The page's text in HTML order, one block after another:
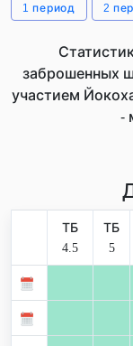
1 период 2
заброшенных
участием
-
ТБ
4.5
ТБ
5